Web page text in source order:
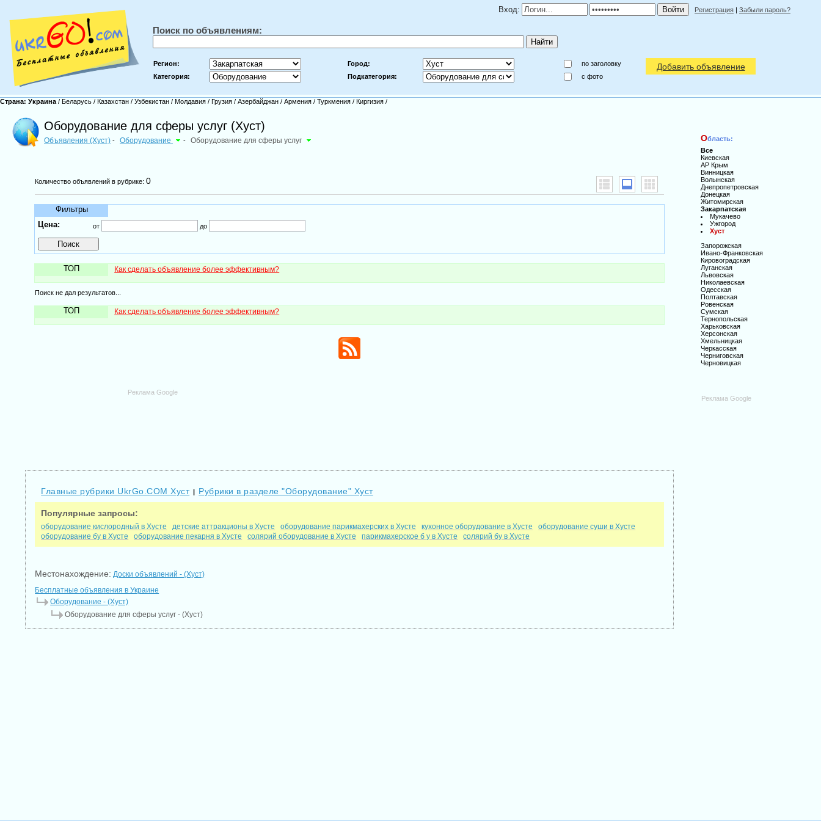
Вход: Регистрация | Забыли пароль?
Поиск по объявлениям:
Регион: Город:
по заголовку
Категория:
Подкатегория: c фото
Добавить объявление
Страна: Украина / Беларусь / Казахстан / Узбекистан / Молдавия / Грузия / Азербайджан / Армения / Туркмения / Киргизия /
Оборудование для сферы услуг (Хуст)
Объявления (Хуст) - Оборудование - Оборудование для сферы услуг
Количество объявлений в рубрике:0
Фильтры
Цена:
от до
ТОП Как сделать объявление более эффективным?
Поиск не дал результатов...
ТОП Как сделать объявление более эффективным?
Реклама Google
Главные рубрики UkrGo.COM Хуст | Рубрики в разделе "Оборудование" Хуст
Популярные запросы:
оборудование кислородный в Хусте детские аттракционы в Хусте оборудование парикмахерских в Хусте кухонное оборудование в Хусте
оборудование суши в Хусте
оборудование бу в Хусте
оборудование пекарня в Хусте солярий оборудование в Хусте парикмахерское б у в Хусте солярий бу в Хусте
Местонахождение: Доски объявлений - (Хуст)
Бесплатные объявления в Украине
Оборудование - (Хуст)
Оборудование для сферы услуг - (Хуст)
Область:
Все
Киевская
АР Крым
Винницкая
Волынская
Днепропетровская
Донецкая
Житомирская
Закарпатская
Мукачево
Ужгород
Хуст
Запорожская
Ивано-Франковская
Кировоградская
Луганская
Львовская
Николаевская
Одесская
Полтавская
Ровенская
Сумская
Тернопольская
Харьковская
Херсонская
Хмельницкая
Черкасская
Черниговская
Черновицкая
Реклама Google